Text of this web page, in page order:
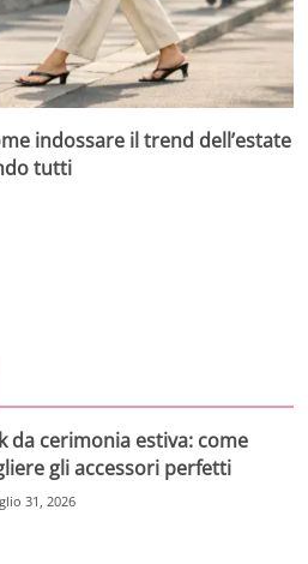
indossare il trend dell’estate
tutti
da cerimonia estiva: come
gli accessori perfetti
31, 2026